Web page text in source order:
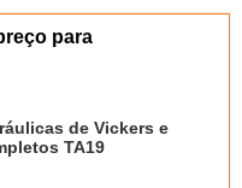
para
de Vickers e
TA19